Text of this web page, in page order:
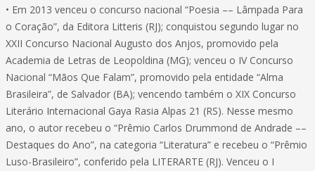
• Em 2013 venceu o concurso nacional “Poesia –– Lâmpada Para
o Coração”, da Editora Litteris (RJ); conquistou segundo lugar no
XXII Concurso Nacional Augusto dos Anjos, promovido pela
Academia de Letras de Leopoldina (MG); venceu o IV Concurso
Nacional “Mãos Que Falam”, promovido pela entidade “Alma
Brasileira”, de Salvador (BA); vencendo também o XIX Concurso
Literário Internacional Gaya Rasia Alpas 21 (RS). Nesse mesmo
ano, o autor recebeu o “Prêmio Carlos Drummond de Andrade ––
Destaques do Ano”, na categoria “Literatura” e recebeu o “Prêmio
Luso-Brasileiro”, conferido pela LITERARTE (RJ). Venceu o I